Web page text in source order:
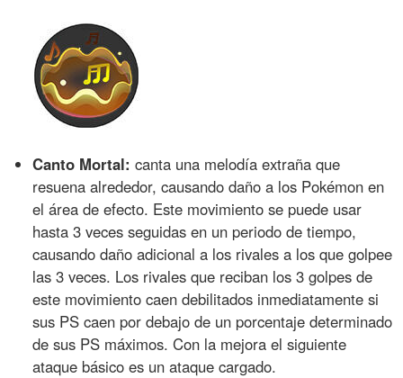
Canto Mortal: canta una melodía extraña que
resuena alrededor, causando daño a los Pokémon en
el área de efecto. Este movimiento se puede usar
hasta 3 veces seguidas en un periodo de tiempo,
causando daño adicional a los rivales a los que golpee
las 3 veces. Los rivales que reciban los 3 golpes de
este movimiento caen debilitados inmediatamente si
sus PS caen por debajo de un porcentaje determinado
de sus PS máximos. Con la mejora el siguiente
ataque básico es un ataque cargado.